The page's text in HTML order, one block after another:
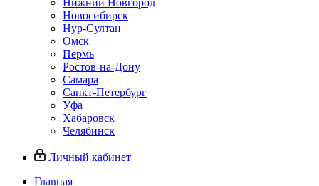
Нижний Новгород
Новосибирск
Нур-Султан
Омск
Пермь
Ростов-на-Дону
Самара
Санкт-Петербург
Уфа
Хабаровск
Челябинск
Личный кабинет
Главная